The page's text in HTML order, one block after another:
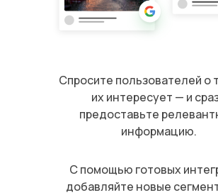
Спросите пользователей о
их интересует — и
предоставьте
информацию.
С помощью готовых
добавляйте новые